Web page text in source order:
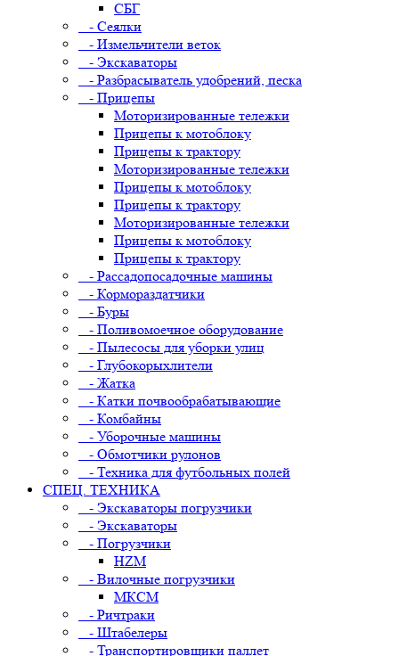
СБГ
- Сеялки
- Измельчители веток
- Экскаваторы
- Разбрасыватель удобрений, песка
- Прицепы
Моторизированные тележки
Прицепы к мотоблоку
Прицепы к трактору
Моторизированные тележки
Прицепы к мотоблоку
Прицепы к трактору
Моторизированные тележки
Прицепы к мотоблоку
Прицепы к трактору
- Рассадопосадочные машины
- Кормораздатчики
- Буры
- Поливомоечное оборудование
- Пылесосы для уборки улиц
- Глубокорыхлители
- Жатка
- Катки почвообрабатывающие
- Комбайны
- Уборочные машины
- Обмотчики рулонов
- Техника для футбольных полей
СПЕЦ. ТЕХНИКА
- Экскаваторы погрузчики
- Экскаваторы
- Погрузчики
HZM
- Вилочные погрузчики
МКСМ
- Ричтраки
- Штабелеры
- Транспортировщики паллет